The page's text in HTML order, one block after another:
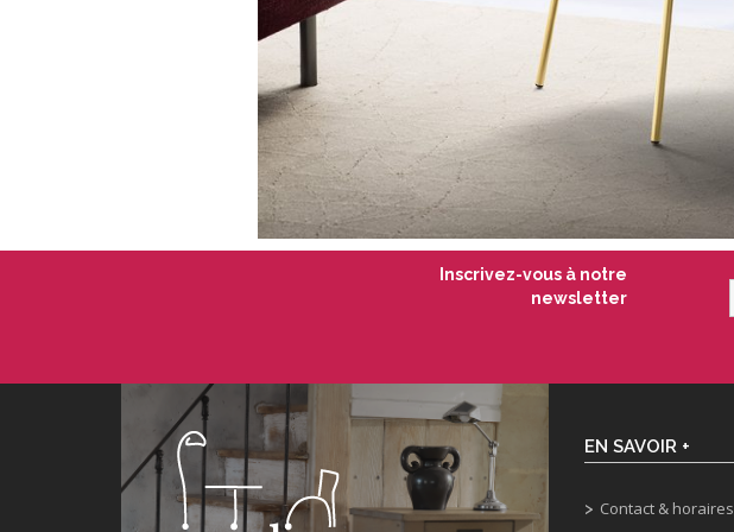
Inscrivez-vous à notre
newsletter
EN SAVOIR +
Contact & horaires